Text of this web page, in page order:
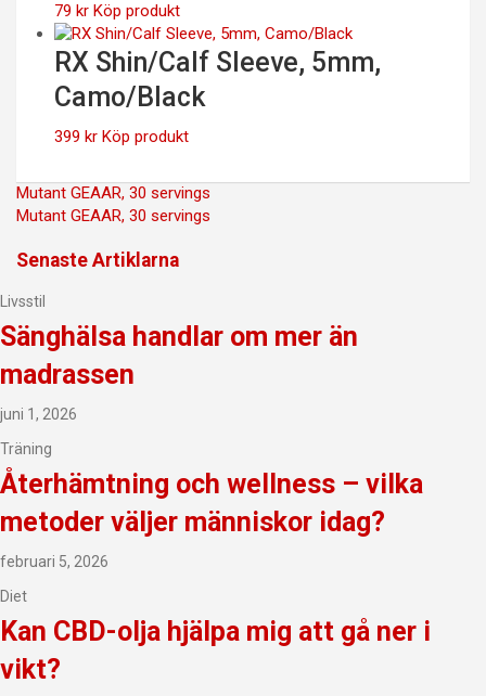
79 kr Köp produkt
RX Shin/Calf Sleeve, 5mm,
Camo/Black
399 kr Köp produkt
Inläggsnavigering
Mutant GEAAR, 30 servings
Mutant GEAAR, 30 servings
Senaste Artiklarna
Livsstil
Sänghälsa handlar om mer än
madrassen
juni 1, 2026
Träning
Återhämtning och wellness – vilka
metoder väljer människor idag?
februari 5, 2026
Diet
Kan CBD-olja hjälpa mig att gå ner i
vikt?